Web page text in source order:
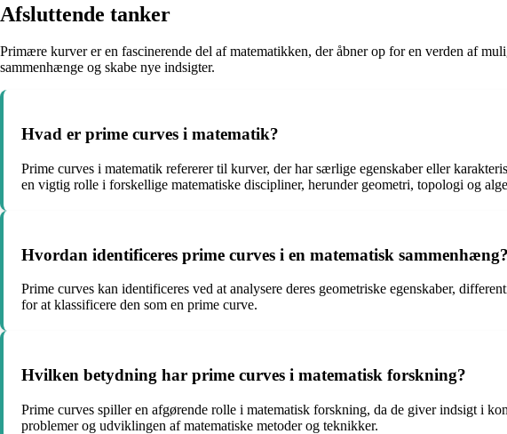
Afsluttende tanker
Primære kurver er en fascinerende del af matematikken, der åbner op for en verden af
sammenhænge og skabe nye indsigter.
Hvad er prime curves i matematik?
Prime curves i matematik refererer til kurver, der har særlige egenskaber eller
en vigtig rolle i forskellige matematiske discipliner, herunder geometri, topologi og
Hvordan identificeres prime curves i en matematisk sammenhæng?
Prime curves kan identificeres ved at analysere deres geometriske egenskaber,
for at klassificere den som en prime curve.
Hvilken betydning har prime curves i matematisk forskning?
Prime curves spiller en afgørende rolle i matematisk forskning, da de giver indsigt i
problemer og udviklingen af matematiske metoder og teknikker.